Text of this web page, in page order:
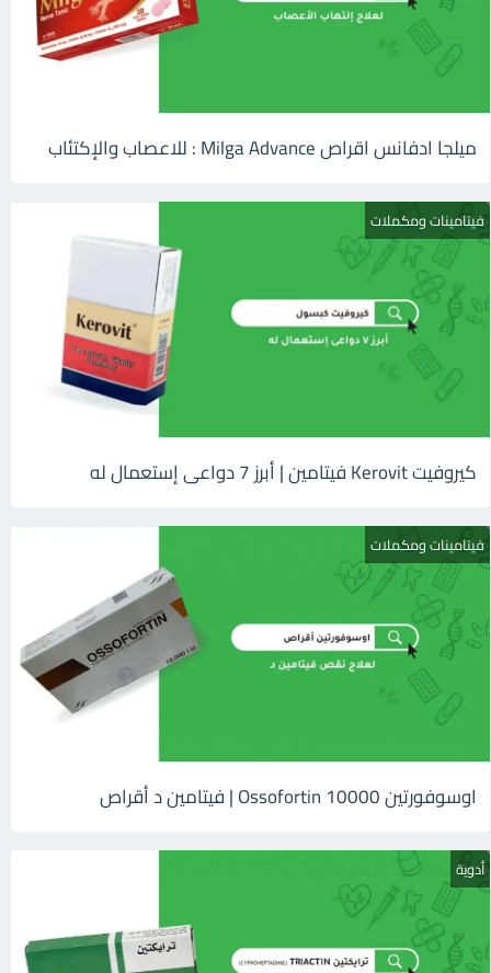
ميلجا ادفانس اقراص Milga Advance : للاعصاب والإكتئاب
فيتامينات ومكملات
كيروفيت Kerovit فيتامين | أبرز 7 دواعى إستعمال له
فيتامينات ومكملات
اوسوفورتين 10000 Ossofortin | فيتامين د أقراص
أدوية